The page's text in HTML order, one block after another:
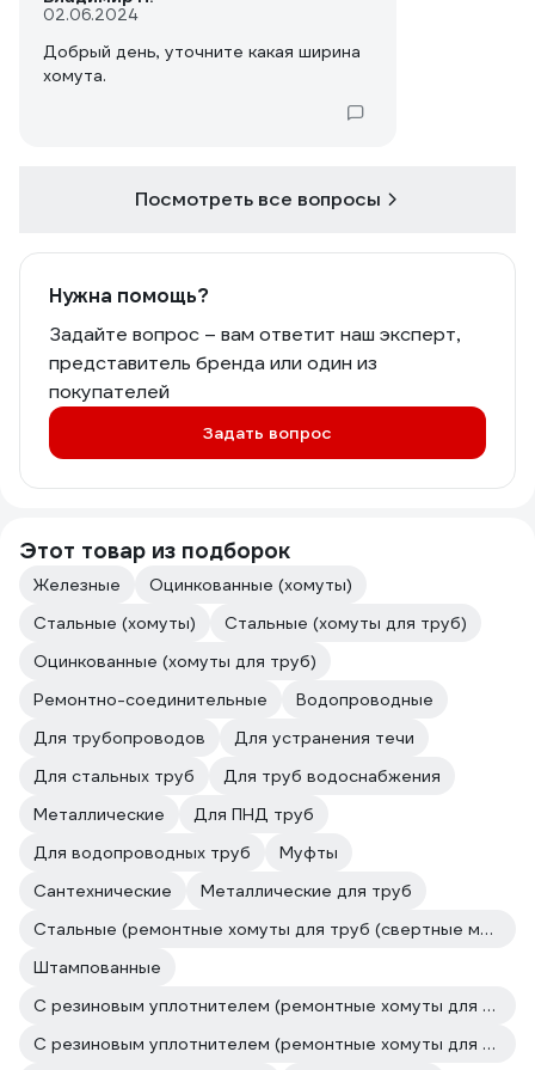
02.06.2024
Добрый день, уточните какая ширина
хомута.
Посмотреть все вопросы
Нужна помощь?
Задайте вопрос – вам ответит наш эксперт,
представитель бренда или один из
покупателей
Задать вопрос
Этот товар из подборок
Железные
Оцинкованные (хомуты)
Стальные (хомуты)
Стальные (хомуты для труб)
Оцинкованные (хомуты для труб)
Ремонтно-соединительные
Водопроводные
Для трубопроводов
Для устранения течи
Для стальных труб
Для труб водоснабжения
Металлические
Для ПНД труб
Для водопроводных труб
Муфты
Сантехнические
Металлические для труб
Стальные (ремонтные хомуты для труб (свертные муфты))
Штампованные
С резиновым уплотнителем (ремонтные хомуты для труб (свертные муфты))
С резиновым уплотнителем (ремонтные хомуты для труб (свертные муфты))